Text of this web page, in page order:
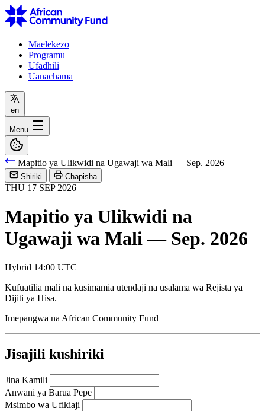
Maelekezo
Programu
Ufadhili
Uanachama
en
Menu
Mapitio ya Ulikwidi na Ugawaji wa Mali — Sep. 2026
Shiriki Chapisha
THU 17 SEP 2026
Mapitio ya Ulikwidi na
Ugawaji wa Mali — Sep. 2026
Hybrid 14:00 UTC
Kufuatilia mali na kusimamia utendaji na usalama wa Rejista ya
Dijiti ya Hisa.
Imepangwa naAfrican Community Fund
Jisajili kushiriki
Jina Kamili
Anwani ya Barua Pepe
Msimbo wa Ufikiaji